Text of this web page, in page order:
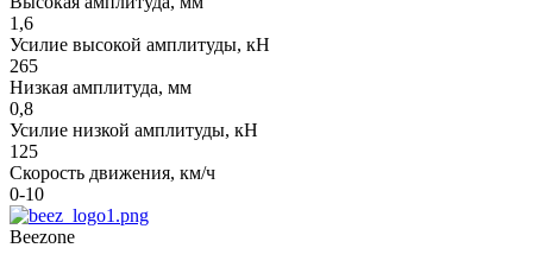
1,6
Усилие высокой амплитуды, кН
265
Низкая амплитуда, мм
0,8
Усилие низкой амплитуды, кН
125
Скорость движения, км/ч
0-10
Beezone